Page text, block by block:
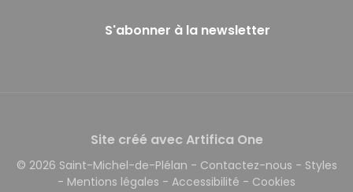
S'abonner à la newsletter
Site créé avec Artifica One
© 2026 Saint-Michel-de-Plélan - Contactez-nous - Styles
- Mentions légales - Accessibilité - Cookies